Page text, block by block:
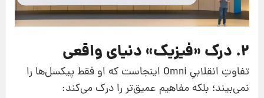
۲. درک «فیزیک» دنیای واقعی
تفاوتِ انقلابیِ Omni اینجاست که او فقط پیکسل‌ها را
نمی‌بیند؛ بلکه مفاهیم عمیق‌تر را درک می‌کند: